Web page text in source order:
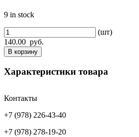
9 in stock
(шт)
140.00 руб.
В корзину
Характеристики товара
Контакты
+7 (978) 226-43-40
+7 (978) 278-19-20